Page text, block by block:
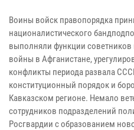
Воины войск правопорядка
националистического
выполняли функции
войны в Афганистане,
конфликты периода развала
конституционный порядок и
Кавказском регионе. Немало
сотрудников подразделений
Росгвардии с образованием